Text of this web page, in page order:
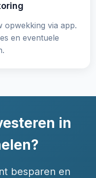
opwekking via app.
en eventuele
in
besparen en